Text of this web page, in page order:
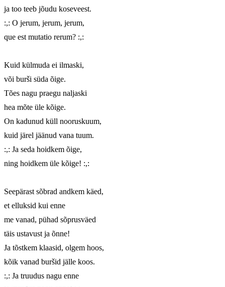
ja too teeb jõudu koseveest.
:,: O jerum, jerum, jerum,
que est mutatio rerum? :,:
Kuid külmuda ei ilmaski,
või burši süda õige.
Tões nagu praegu naljaski
hea mõte üle kõige.
On kadunud küll nooruskuum,
kuid järel jäänud vana tuum.
:,: Ja seda hoidkem õige,
ning hoidkem üle kõige! :,:
Seepärast sõbrad andkem käed,
et elluksid kui enne
me vanad, pühad sõprusväed
täis ustavust ja õnne!
Ja tõstkem klaasid, olgem hoos,
kõik vanad buršid jälle koos.
:,: Ja truudus nagu enne